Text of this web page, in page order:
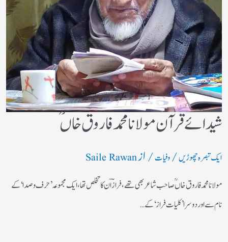
شیدائے قرآن مولانا محمد فاروق خاں ؒ
ایک تبصرہ چھوڑیں/وفیات/ ازSaile Rawan
مولانا محمد فاروق خاں ؒ صاحب شاعر بھی تھے،فرازؔ ان کا تخلص تھا،ایک مجموعہ ’حرف و صدا‘ کے
نام سے اور دوسرا ’کلیات فراز‘ کے…